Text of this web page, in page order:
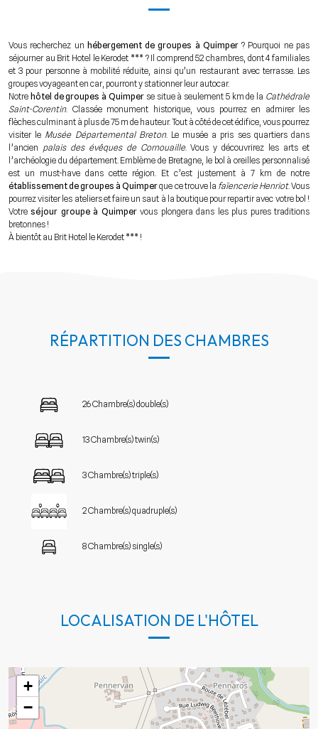
Vous recherchez un hébergement de groupes à Quimper? Pourquoi ne pas
séjourner au Brit Hotel le Kerodet *** ? Il comprend 52 chambres, dont 4 familiales
et 3 pour personne à mobilité réduite, ainsi qu’un restaurant avec terrasse. Les
groupes voyageant en car, pourront y stationner leur autocar.
Notre hôtel de groupes à Quimperse situe à seulement 5 km de la Cathédrale
Saint-Corentin. Classée monument historique, vous pourrez en admirer les
flèches culminant à plus de 75 m de hauteur. Tout à côté de cet édifice, vous pourrez
visiter le Musée Départemental Breton. Le musée a pris ses quartiers dans
l’ancien palais des évêques de Cornouaille. Vous y découvrirez les arts et
l’archéologie du département. Emblème de Bretagne, le bol à oreilles personnalisé
est un must-have dans cette région. Et c’est justement à 7 km de notre
établissement de groupes à Quimperque ce trouve la faïencerie Henriot. Vous
pourrez visiter les ateliers et faire un saut à la boutique pour repartir avec votre bol !
Votreséjour groupe à Quimpervous plongera dans les plus pures traditions
bretonnes !
À bientôt au Brit Hotel le Kerodet *** !
RÉPARTITION DES CHAMBRES
26 Chambre(s) double(s)
13 Chambre(s) twin(s)
3 Chambre(s) triple(s)
2 Chambre(s) quadruple(s)
8 Chambre(s) single(s)
LOCALISATION DE L'HÔTEL
+
−